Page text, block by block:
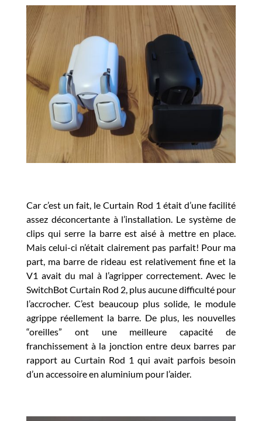
Car c’est un fait, le Curtain Rod 1 était d’une facilité
assez déconcertante à l’installation. Le système de
clips qui serre la barre est aisé à mettre en place.
Mais celui-ci n’était clairement pas parfait! Pour ma
part, ma barre de rideau est relativement fine et la
V1 avait du mal à l’agripper correctement. Avec le
SwitchBot Curtain Rod 2, plus aucune difficulté pour
l’accrocher. C’est beaucoup plus solide, le module
agrippe réellement la barre. De plus, les nouvelles
“oreilles” ont une meilleure capacité de
franchissement à la jonction entre deux barres par
rapport au Curtain Rod 1 qui avait parfois besoin
d’un accessoire en aluminium pour l’aider.